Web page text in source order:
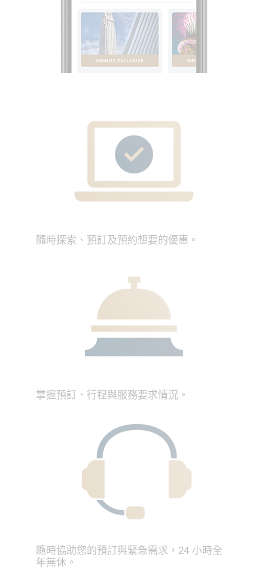
隨時探索、預訂及預約想要的優惠。
掌握預訂、行程與服務要求情況。
隨時協助您的預訂與緊急需求，24 小時全
年無休。